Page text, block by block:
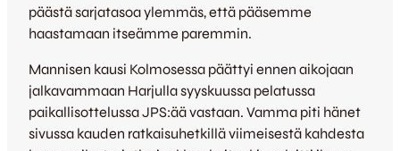
päästä sarjatasoa ylemmäs, että pääsemme
haastamaan itseämme paremmin.
Mannisen kausi Kolmosessa päättyi ennen aikojaan
jalkavammaan Harjulla syyskuussa pelatussa
paikallisottelussa JPS:ää vastaan. Vamma piti hänet
sivussa kauden ratkaisuhetkillä viimeisestä kahdesta